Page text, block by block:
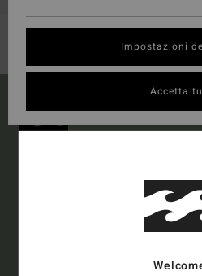
15% DI
PRIMO
Iscriviti e sarai al corrente delle
Impostazioni
Accetta